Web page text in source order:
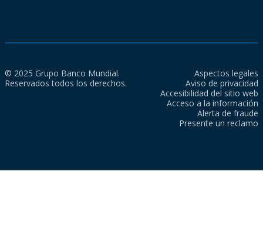
© 2025 Grupo Banco Mundial.
Reservados todos los derechos.
Aspectos legales
Aviso de privacidad
Accesibilidad del sitio web
Acceso a la información
Alerta de fraude
Presente un reclamo